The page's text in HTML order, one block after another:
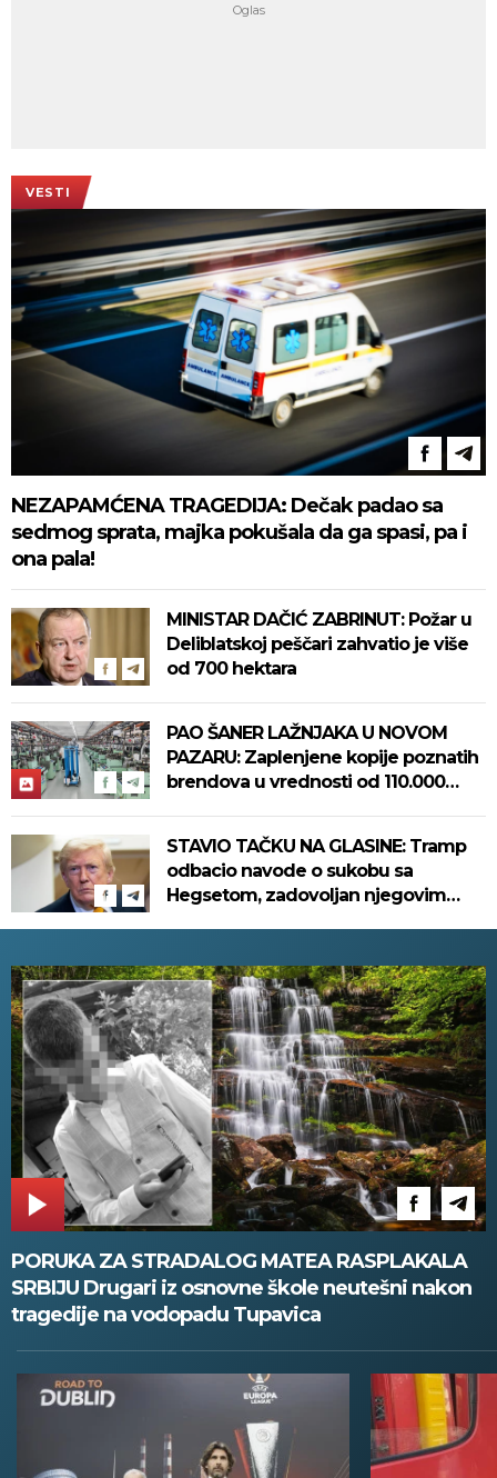
VESTI
NEZAPAMĆENA TRAGEDIJA: Dečak padao sa
sedmog sprata, majka pokušala da ga spasi, pa i
ona pala!
MINISTAR DAČIĆ ZABRINUT: Požar u
Deliblatskoj peščari zahvatio je više
od 700 hektara
PAO ŠANER LAŽNJAKA U NOVOM
PAZARU: Zaplenjene kopije poznatih
brendova u vrednosti od 110.000
STAVIO TAČKU NA GLASINE: Tramp
odbacio navode o sukobu sa
Hegsetom, zadovoljan njegovim
PORUKA ZA STRADALOG MATEA RASPLAKALA
SRBIJU Drugari iz osnovne škole neutešni nakon
tragedije na vodopadu Tupavica